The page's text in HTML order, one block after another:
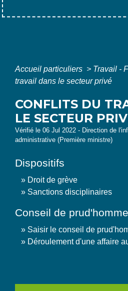
Accueil particuliers > Travail -
travail dans le secteur privé
CONFLITS DU
LE SECTEUR
Vérifié le 06 Jul 2022 - Direction de
administrative (Première ministre)
Dispositifs
Droit de grève
Sanctions disciplinaires
Conseil de
Saisir le conseil de
Déroulement d'une affaire